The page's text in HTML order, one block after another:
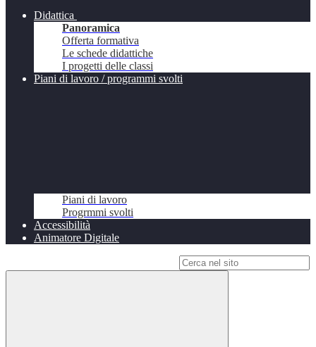
Didattica
Panoramica
Offerta formativa
Le schede didattiche
I progetti delle classi
Piani di lavoro / programmi svolti
Piani di lavoro
Progrmmi svolti
Accessibilità
Animatore Digitale